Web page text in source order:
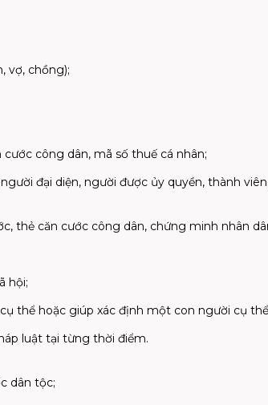
vợ, chồng);
công dân, mã số thuế cá nhân;
đại diện, người được ủy quyền, thành
thẻ căn cước công dân, chứng minh nhân
hội;
thể hoặc giúp xác định một con người cụ
luật tại từng thời điểm.
dân tộc;